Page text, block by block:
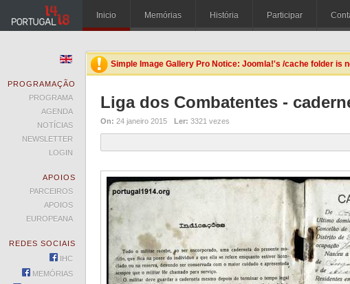
Inicio Memórias História Participar
Simple Image Gallery Pro Notice: Joomla!'s /cache folder is
Liga dos Combatentes -
On: 24 janeiro 2015 Ler: 3321 vezes
PROGRAMAÇÃO
PROGRAMA
AGENDA
NOTÍCIAS
NEWSLETTER
LOGIN
APOIOS
PARCEIROS
APOIOS
EUROPEANA
REDES SOCIAIS
IHC
MEMÓRIAS